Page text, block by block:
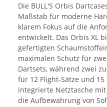
Die BULL'S Orbis
Maßstab für moderne
klarem Fokus auf die
entwickelt. Das Orbis XL
gefertigten
maximalen Schutz für
Dartsets, während zwei
für 12 Flight-Sätze und
integrierte Netztasche
die Aufbewahrung von